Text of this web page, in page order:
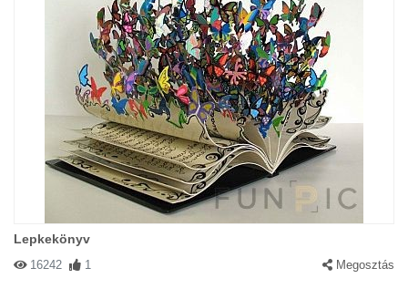
Lepkekönyv
16242 1 Megosztás